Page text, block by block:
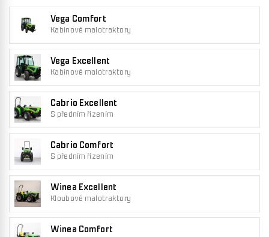
Vega Comfort
Kabinové malotraktory
Vega Excellent
Kabinové malotraktory
Cabrio Excellent
S předním řízením
Cabrio Comfort
S předním řízením
Winea Excellent
Kloubové malotraktory
Winea Comfort